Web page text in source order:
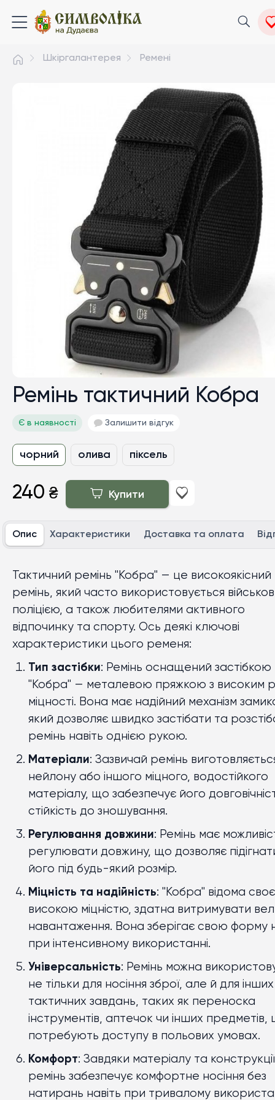
Шкіргалантерея Ремені
Ремінь тактичний Кобра
Є в наявності Залишити відгук
чорний олива піксель
240 ₴ Купити
Опис Характеристики Доставка та оплата
Тактичний ремінь "Кобра" — це високоякісний
ремінь, який часто використовується
поліцією, а також любителями активного
відпочинку та спорту. Ось деякі ключові
характеристики цього ременя:
Тип застібки: Ремінь оснащений застібкою
"Кобра" — металевою пряжкою з високим
міцності. Вона має надійний механізм
який дозволяє швидко застібати та
ремінь навіть однією рукою.
Матеріали: Зазвичай ремінь
нейлону або іншого міцного, водостійкого
матеріалу, що забезпечує його
стійкість до зношування.
Регулювання довжини: Ремінь має
регулювати довжину, що дозволяє
його під будь-який розмір.
Міцність та надійність: "Кобра" відома
високою міцністю, здатна витримувати
навантаження. Вона зберігає свою форму
при інтенсивному використанні.
Універсальність: Ремінь можна
не тільки для носіння зброї, але й для інших
тактичних завдань, таких як переноска
інструментів, аптечок чи інших предметів,
потребують доступу в польових умовах.
Комфорт: Завдяки матеріалу та конструкції
ремінь забезпечує комфортне носіння без
натирань навіть при тривалому